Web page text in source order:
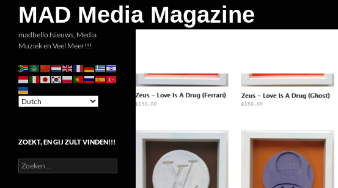
inhoud
MAD Media Magazine
Zoeken
madbello Nieuws, Media
Muziek en Veel Meer!!!
ZOEKT, EN GIJ ZULT VINDEN!!!
Zoeken
naar: